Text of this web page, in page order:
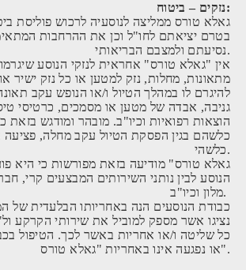
נזקים – ביטוח:
גאלא טורס ממליצה לנוסעיה לרכוש פוליסת
בטרם יציאתם לחו"ל וכן את ההרחבות
נסיעתם ולמצבם הבריאותי.
אין "גאלא טורס" אחראית לנזקי הנוסע
מתאונות, מחלות, נזק למטען או כל נזק ישיר
להיגרם לו במהלך הטיול ו/או הנופש עקב
גניבה, אבדה של מטען או מסמכים, כרטיסי
הוצאות רפואיות וכיו"ב. מובהר ומודגש בזאת
כלשהם בגין הפסקת הטיול עקב מחלה,
כלשהי.
הנוסע לבין נותני השירותים המבצעים קרי,
מלון וכיו"ב.
כבודת הנוסעים הנה באחריותו הבלעדית של
נציגו אשר מספק למוביל את שירותי הקרקע
כל שליטה ו/או אחריות באשר לכך. הטיפול
או נפגעה אינו באחריות "גאלא טורס".